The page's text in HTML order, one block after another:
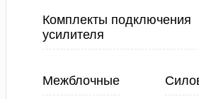
Комплекты подключения
усилителя
Межблочные